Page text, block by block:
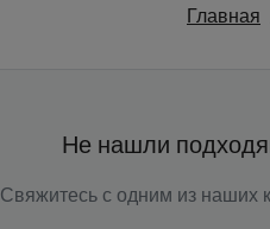
Главная
Не нашли
Свяжитесь с одним из наших